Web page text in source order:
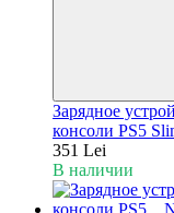
Зарядное
консоли PS5
351 Lei
В наличии